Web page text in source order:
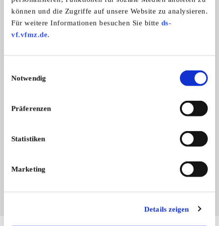
können und die Zugriffe auf unsere Website zu analysieren.
Für weitere Informationen besuchen Sie bitte ds-
vf.vfmz.de.
Notwendig
Präferenzen
Statistiken
Marketing
Details zeigen
Preis auf Anfrage
Anzeige merken
ANSEHEN